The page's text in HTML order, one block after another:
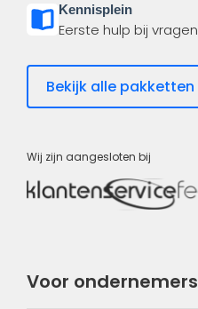
Kennisplein
Eerste hulp bij vragen
Bekijk alle pakketten
Wij zijn aangesloten bij
Voor ondernemers